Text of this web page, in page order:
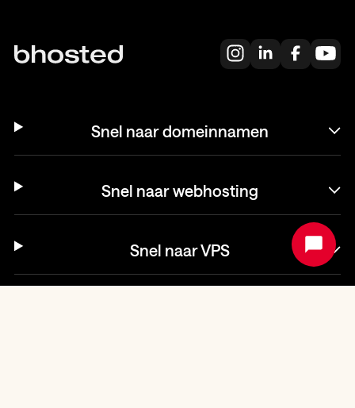
Snel naar domeinnamen
Snel naar webhosting
Snel naar VPS